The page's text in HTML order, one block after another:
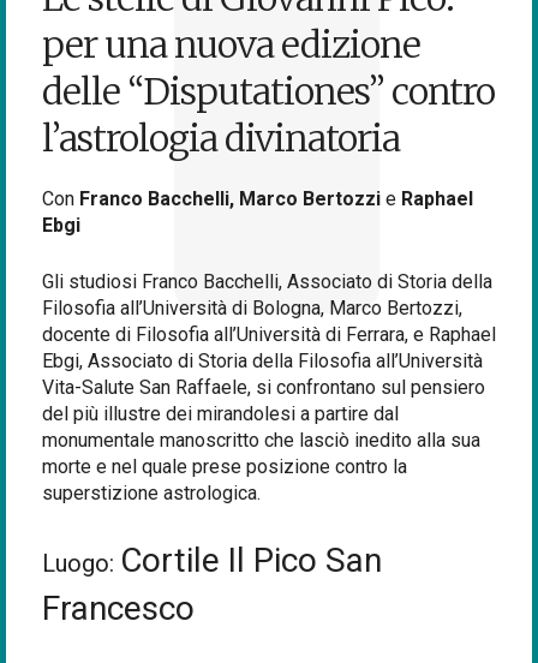
per una nuova edizione
delle “Disputationes” contro
l’astrologia divinatoria
Con Franco Bacchelli, Marco Bertozzi e Raphael
Ebgi
Gli studiosi Franco Bacchelli, Associato di Storia della
Filosofia all’Università di Bologna, Marco Bertozzi,
docente di Filosofia all’Università di Ferrara, e Raphael
Ebgi, Associato di Storia della Filosofia all’Università
Vita-Salute San Raffaele, si confrontano sul pensiero
del più illustre dei mirandolesi a partire dal
monumentale manoscritto che lasciò inedito alla sua
morte e nel quale prese posizione contro la
superstizione astrologica.
Luogo: Cortile Il Pico San
Francesco